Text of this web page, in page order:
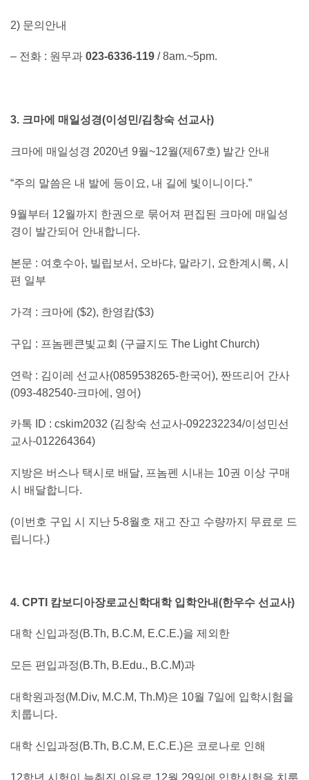
2) 문의안내
– 전화 : 원무과 023-6336-119 / 8am.~5pm.
3. 크마에 매일성경(이성민/김창숙 선교사)
크마에 매일성경 2020년 9월~12월(제67호) 발간 안내
“주의 말씀은 내 발에 등이요, 내 길에 빛이니이다.”
9월부터 12월까지 한권으로 묶어져 편집된 크마에 매일성
경이 발간되어 안내합니다.
본문 : 여호수아, 빌립보서, 오바댜, 말라기, 요한계시록, 시
편 일부
가격 : 크마에 ($2), 한영캄($3)
구입 : 프놈펜큰빛교회 (구글지도 The Light Church)
연락 : 김이레 선교사(0859538265-한국어), 짠뜨리어 간사
(093-482540-크마에, 영어)
카톡 ID : cskim2032 (김창숙 선교사-092232234/이성민선
교사-012264364)
지방은 버스나 택시로 배달, 프놈펜 시내는 10권 이상 구매
시 배달합니다.
(이번호 구입 시 지난 5-8월호 재고 잔고 수량까지 무료로 드
립니다.)
4. CPTI 캄보디아장로교신학대학 입학안내(한우수 선교사)
대학 신입과정(B.Th, B.C.M, E.C.E.)을 제외한
모든 편입과정(B.Th, B.Edu., B.C.M)과
대학원과정(M.Div, M.C.M, Th.M)은 10월 7일에 입학시험을
치룹니다.
대학 신입과정(B.Th, B.C.M, E.C.E.)은 코로나로 인해
12학년 시험이 늦춰진 이유로 12월 29일에 입학시험을 치룹